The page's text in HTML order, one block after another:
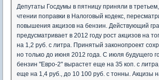
Депутаты Госдумы в пятницу приняли в
чтении поправки в Налоговый кодекс,
повышения акцизов на бензин. Действующий
предусматривает в 2012 году рост акцизов на
на 1,2 руб. с литра. Принятый законопроект
но только до июня 2012 года. С июля будущего
бензин "Евро-2" вырастет еще на 35 коп. с
еще на 1,4 руб., до 10 100 руб. с тонны. Акцизы